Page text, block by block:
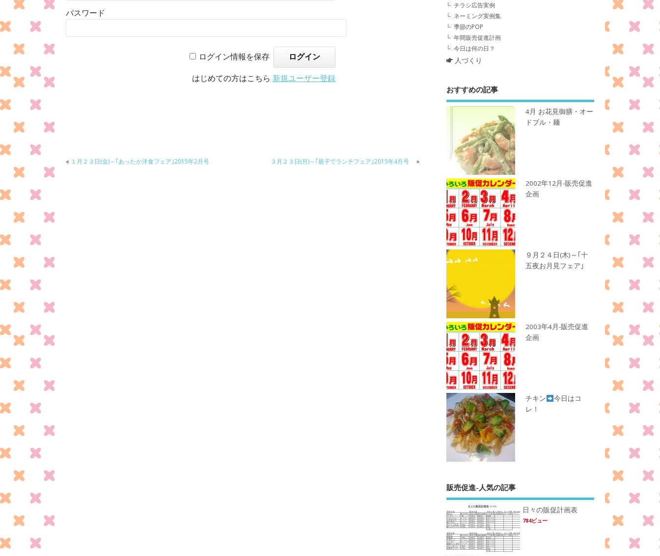
パスワード
ログイン情報を保存
はじめての方はこちら 新規ユーザー登録
« １月２３日(金)～｢あったか洋食フェア｣2015年2月号 ３月２３日(月)～｢親子でランチフェア｣2015年4月号 »
チラシ広告実例
ネーミング実例集
季節のPOP
年間販売促進計画
今日は何の日？
人づくり
おすすめの記事
4月 お花見御膳・オー
ドブル・麺
2002年12月-販売促進
企画
９月２４日(木)～｢十
五夜お月見フェア｣
2003年4月-販売促進
企画
チキン
今日はコ
レ！
販売促進-人気の記事
日々の販促計画表
784ビュー